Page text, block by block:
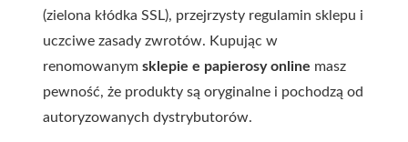
(zielona kłódka SSL), przejrzysty regulamin sklepu i
uczciwe zasady zwrotów. Kupując w
renomowanym sklepie e papierosy online masz
pewność, że produkty są oryginalne i pochodzą od
autoryzowanych dystrybutorów.